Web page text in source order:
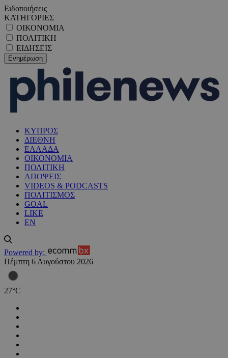
Ειδοποιήσεις
ΚΑΤΗΓΟΡΙΕΣ
ΟΙΚΟΝΟΜΙΑ
ΠΟΛΙΤΙΚΗ
ΕΙΔΗΣΕΙΣ
ΚΥΠΡΟΣ
ΔΙΕΘΝΗ
ΕΛΛΑΔΑ
ΟΙΚΟΝΟΜΙΑ
ΠΟΛΙΤΙΚΗ
ΑΠΟΨΕΙΣ
VIDEOS & PODCASTS
ΠΟΛΙΤΙΣΜΟΣ
GOAL
LIKE
EN
Powered by:
Πέμπτη 6 Αυγούστου 2026
27°C